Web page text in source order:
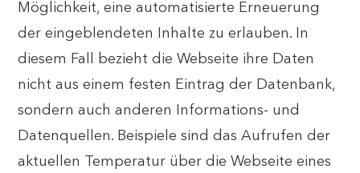
Möglichkeit, eine automatisierte Erneuerung
der eingeblendeten Inhalte zu erlauben. In
diesem Fall bezieht die Webseite ihre Daten
nicht aus einem festen Eintrag der Datenbank,
sondern auch anderen Informations- und
Datenquellen. Beispiele sind das Aufrufen der
aktuellen Temperatur über die Webseite eines